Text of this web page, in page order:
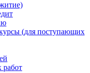
(для поступающих
работ